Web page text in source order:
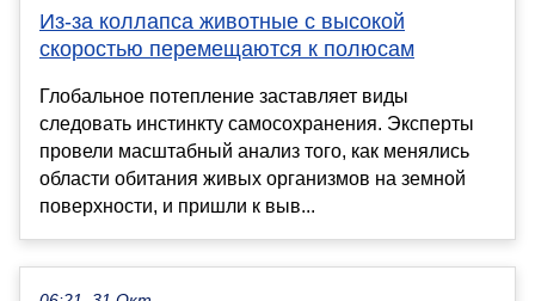
Из-за коллапса животные с высокой
скоростью перемещаются к полюсам
Глобальное потепление заставляет виды
следовать инстинкту самосохранения. Эксперты
провели масштабный анализ того, как менялись
области обитания живых организмов на земной
поверхности, и пришли к выв...